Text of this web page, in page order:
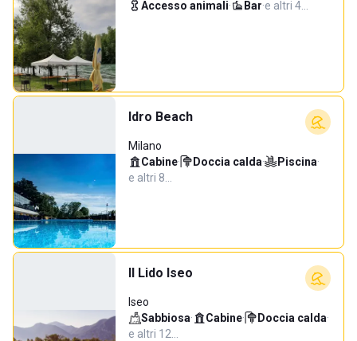
Accesso animali· Bar·e altri 4…
Idro Beach
Milano
Cabine· Doccia calda· Piscina·
e altri 8…
Il Lido Iseo
Iseo
Sabbiosa· Cabine· Doccia calda·
e altri 12…